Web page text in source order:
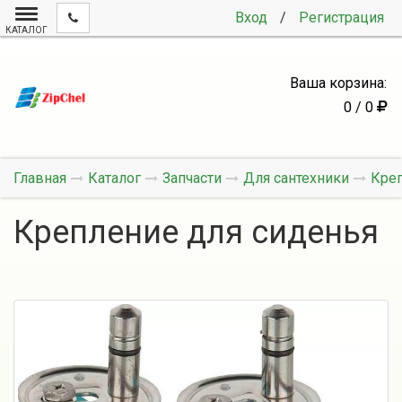
Вход / Регистрация
КАТАЛОГ
Ваша корзина:
0 / 0
Главная Каталог Запчасти Для сантехники
Крепление для сиденья